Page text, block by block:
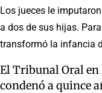
Los jueces le
a dos de sus hijas.
transformó la infancia
El Tribunal Oral
condenó a quince